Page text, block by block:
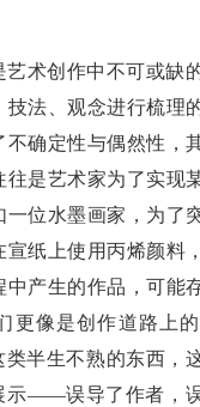
艺术创作中不可或缺
技法、观念进行梳理
不确定性与偶然性，
往是艺术家为了实现
一位水墨画家，为了
宣纸上使用丙烯颜料
中产生的作品，可能
更像是创作道路上的
类半生不熟的东西，
示——误导了作者，